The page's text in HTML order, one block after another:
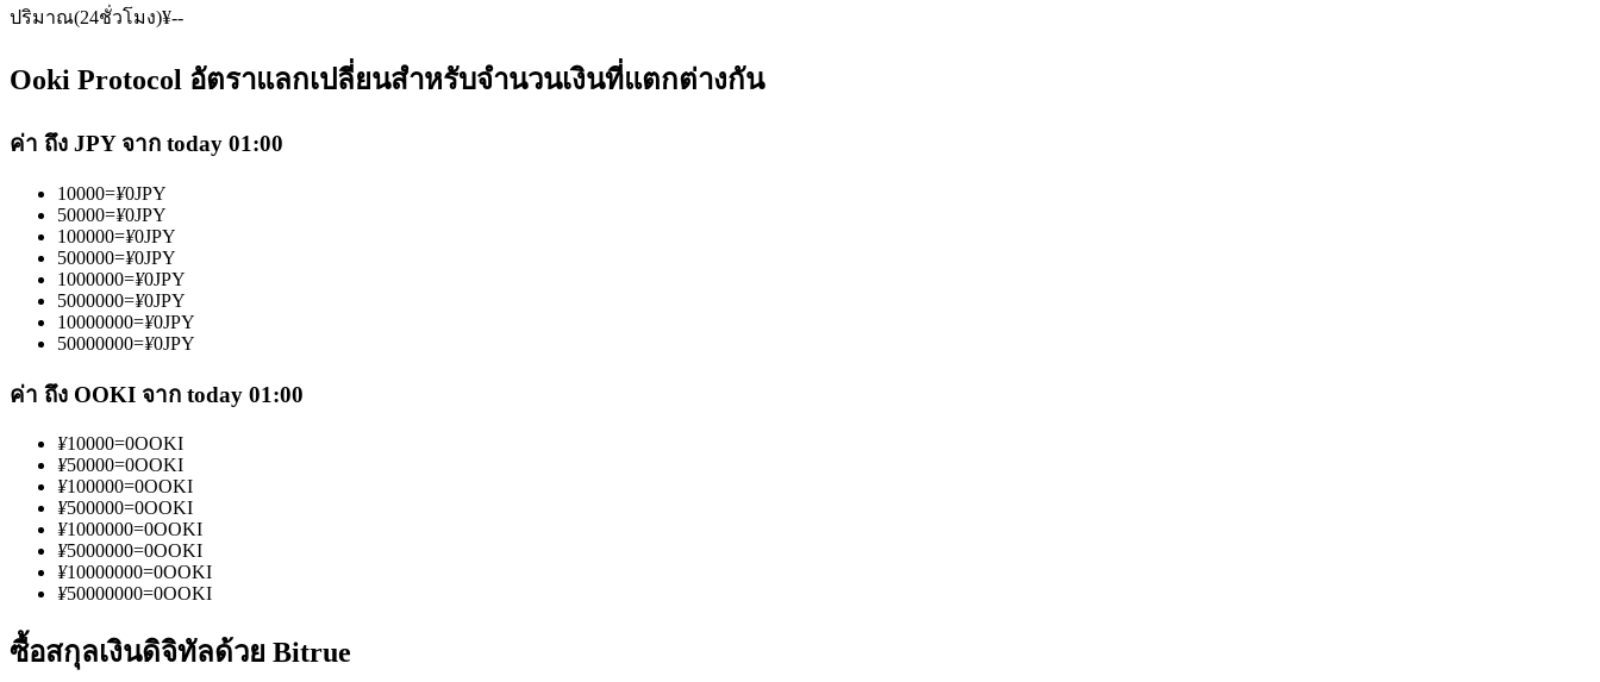
ฟิวเจอร์สที่ใช้ USDC เป็นหลักประกัน
คัดลอกการซื้อขาย
เข้าร่วมกับเทรดเดอร์ชั้นนำ
เป็นเทรดเดอร์คัดลอก
ปริมาณ(24ชั่วโมง)¥--
Ooki Protocol อัตราแลกเปลี่ยนสำหรับจำนวนเงินที่แตกต่างกัน
ค่า ถึง JPY จาก today 01:00
10000=¥0JPY
50000=¥0JPY
100000=¥0JPY
500000=¥0JPY
1000000=¥0JPY
5000000=¥0JPY
10000000=¥0JPY
50000000=¥0JPY
ค่า ถึง OOKI จาก today 01:00
¥10000=0OOKI
¥50000=0OOKI
¥100000=0OOKI
¥500000=0OOKI
¥1000000=0OOKI
¥5000000=0OOKI
¥10000000=0OOKI
¥50000000=0OOKI
ซื้อสกุลเงินดิจิทัลด้วย Bitrue